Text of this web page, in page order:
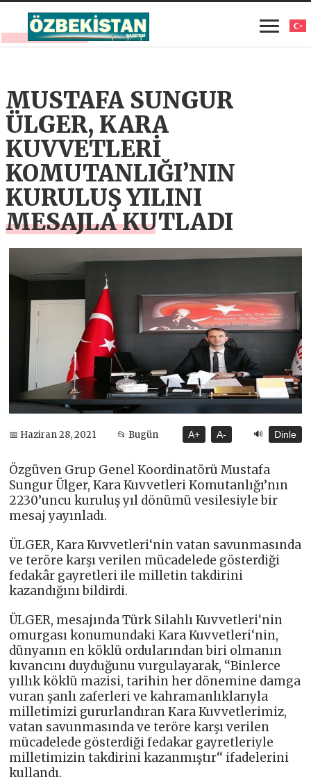
MUSTAFA SUNGUR
ÜLGER, KARA
KUVVETLERİ
KOMUTANLIĞI’NIN
KURULUŞ YILINI
MESAJLA KUTLADI
📅 Haziran 28, 2021 📂 Bugün A+ A- 🔊 Dinle
Özgüven Grup Genel Koordinatörü Mustafa
Sungur Ülger, Kara Kuvvetleri Komutanlığı’nın
2230’uncu kuruluş yıl dönümü vesilesiyle bir
mesaj yayınladı.
ÜLGER, Kara Kuvvetleri‘nin vatan savunmasında
ve teröre karşı verilen mücadelede gösterdiği
fedakâr gayretleri ile milletin takdirini
kazandığını bildirdi.
ÜLGER, mesajında Türk Silahlı Kuvvetleri‘nin
omurgası konumundaki Kara Kuvvetleri‘nin,
dünyanın en köklü ordularından biri olmanın
kıvancını duyduğunu vurgulayarak, ‘‘Binlerce
yıllık köklü mazisi, tarihin her dönemine damga
vuran şanlı zaferleri ve kahramanlıklarıyla
milletimizi gururlandıran Kara Kuvvetlerimiz,
vatan savunmasında ve teröre karşı verilen
mücadelede gösterdiği fedakar gayretleriyle
milletimizin takdirini kazanmıştır‘‘ ifadelerini
kullandı.